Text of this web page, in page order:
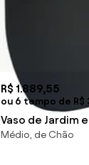
R$ 1.889,55
ou 6 tempo de R$
Vaso de Jardim
Médio, de Chão